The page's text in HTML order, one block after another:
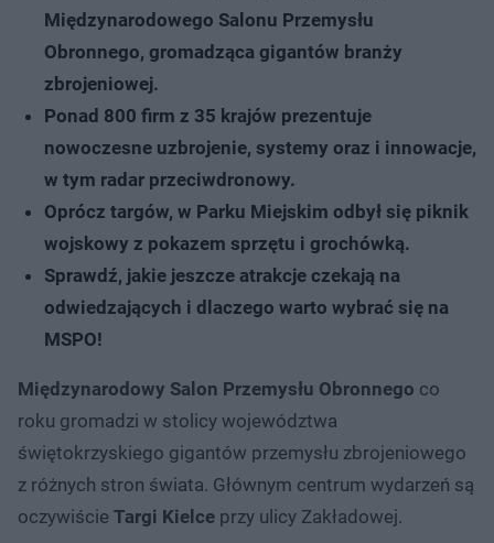
Międzynarodowego Salonu Przemysłu
Obronnego, gromadząca gigantów branży
zbrojeniowej.
Ponad 800 firm z 35 krajów prezentuje
nowoczesne uzbrojenie, systemy oraz i innowacje,
w tym radar przeciwdronowy.
Oprócz targów, w Parku Miejskim odbył się piknik
wojskowy z pokazem sprzętu i grochówką.
Sprawdź, jakie jeszcze atrakcje czekają na
odwiedzających i dlaczego warto wybrać się na
MSPO!
Międzynarodowy Salon Przemysłu Obronnego co
roku gromadzi w stolicy województwa
świętokrzyskiego gigantów przemysłu zbrojeniowego
z różnych stron świata. Głównym centrum wydarzeń są
oczywiście Targi Kielce przy ulicy Zakładowej.